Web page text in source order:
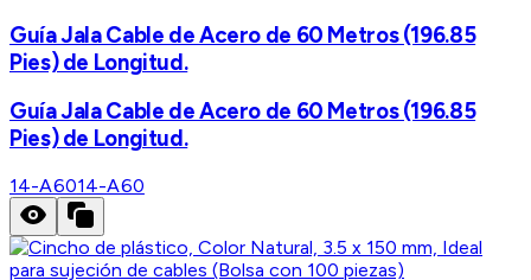
Guía Jala Cable de Acero de 60 Metros (196.85
Pies) de Longitud.
Guía Jala Cable de Acero de 60 Metros (196.85
Pies) de Longitud.
14-A6014-A60